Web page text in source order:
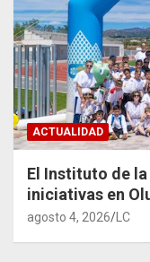
ACTUALIDAD
El Instituto de
iniciativas en
agosto 4, 2026 LC